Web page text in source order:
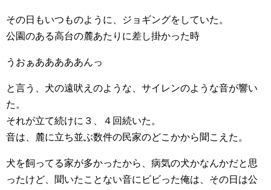
その日もいつものように、ジョギングをしていた。
公園のある高台の麓あたりに差し掛かった時
うおぁあああああんっ
と言う、犬の遠吠えのような、サイレンのような音が響い
た。
それが立て続けに３、４回続いた。
音は、麓に立ち並ぶ数件の民家のどこかから聞こえた。
犬を飼ってる家が多かったから、病気の犬かなんかだと思
ったけど、聞いたことない音にビビった俺は、その日は公